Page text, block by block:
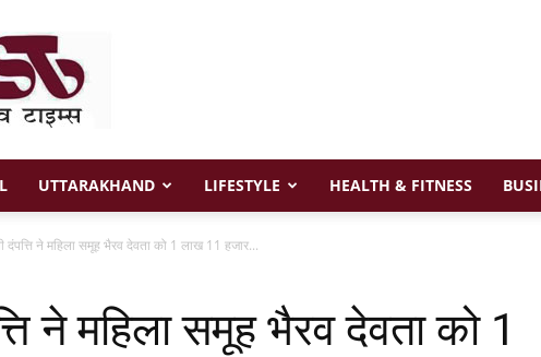
Astitva
Times
UTTARAKHAND LIFESTYLE HEALTH & FITNESS
दंपत्ति ने महिला समूह भैरव देवता को 1 लाख 11 हजार...
ने महिला समूह भैरव देवता को 1